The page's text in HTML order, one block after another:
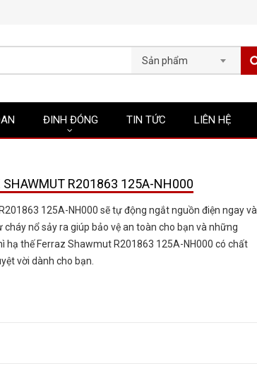
Sản phẩm
ĐINH ĐÓNG TIN TỨC LIÊN HỆ
SHAWMUT R201863 125A-NH000
125A-NH000 sẽ tự động ngắt nguồn điện ngay và
nổ sảy ra giúp bảo vệ an toàn cho bạn và những
hạ thế Ferraz Shawmut R201863 125A-NH000 có chất
vời dành cho bạn.